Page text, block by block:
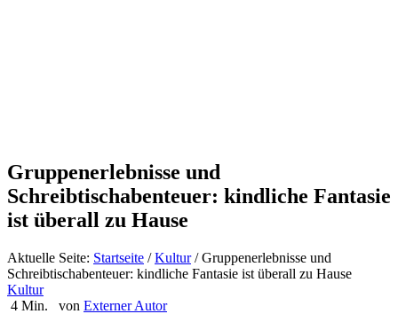
Gruppenerlebnisse und
Schreibtischabenteuer: kindliche Fantasie
ist überall zu Hause
Aktuelle Seite: Startseite / Kultur /Gruppenerlebnisse und
Schreibtischabenteuer: kindliche Fantasie ist überall zu Hause
Kultur
4 Min.
von Externer Autor